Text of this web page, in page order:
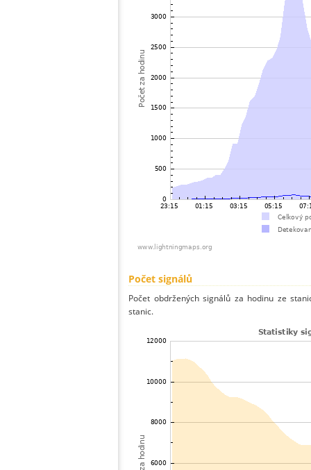
Počet signálů
Počet obdržených signálů za hodinu ze
stanic.